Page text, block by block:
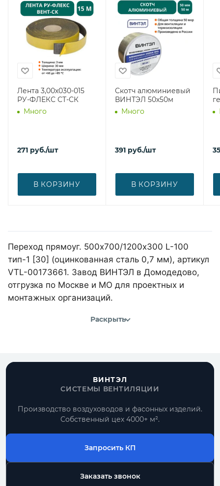
Лента 3,00х030-015
РУ-ФЛЕКС СТ-СК
Много
271 руб./шт
В КОРЗИНУ
Скотч алюминиевый
ВИНТЭЛ 50х50м
Много
391 руб./шт
В КОРЗИНУ
Переход прямоуг. 500х700/1200х300 L-100
тип-1 [30] (оцинкованная сталь 0,7 мм), артикул
VTL-00173661. Завод ВИНТЭЛ в Домодедово,
отгрузка по Москве и МО для проектных и
монтажных организаций.
Раскрыть
ВИНТЭЛ
СИСТЕМЫ ВЕНТИЛЯЦИИ
Производство воздуховодов и фасонных изделий.
Собственный цех 4000+ м².
Запросить КП
Заказать звонок